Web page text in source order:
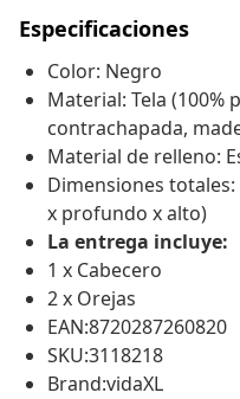
Especificaciones
Color: Negro
Material: Tela (100%
contrachapada,
Material de relleno:
Dimensiones totales:
x profundo x alto)
La entrega incluye:
1 x Cabecero
2 x Orejas
EAN:8720287260820
SKU:3118218
Brand:vidaXL